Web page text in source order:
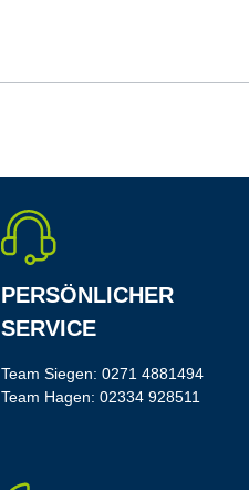
PERSÖNLICHER
SERVICE
Team Siegen: 0271 4881494
Team Hagen: 02334 928511